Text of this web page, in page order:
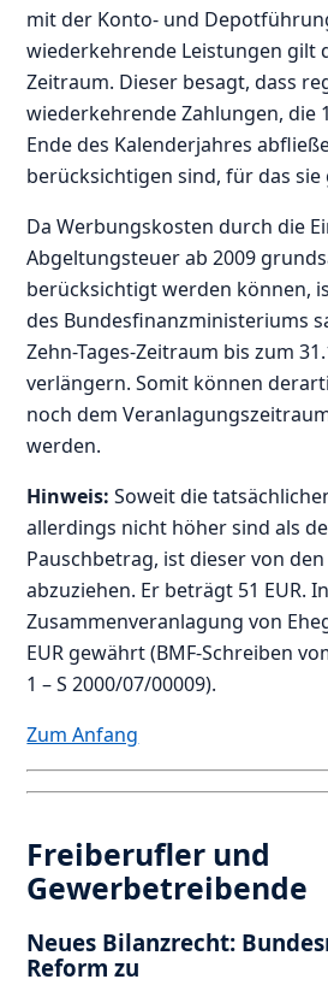
mit der Konto- und
wiederkehrende Leistungen gilt
Zeitraum. Dieser besagt, dass
wiederkehrende Zahlungen, die
Ende des Kalenderjahres
berücksichtigen sind, für das
Da Werbungskosten durch die
Abgeltungsteuer ab 2009
berücksichtigt werden können,
des Bundesfinanzministeriums
Zehn-Tages-Zeitraum bis zum
verlängern. Somit können
noch dem
werden.
Hinweis: Soweit die
allerdings nicht höher sind als
Pauschbetrag, ist dieser von
abzuziehen. Er beträgt 51 EUR.
Zusammenveranlagung von
EUR gewährt (BMF-Schreiben
1 – S 2000/07/00009).
Zum Anfang
Freiberufler und
Gewerbetreibende
Neues Bilanzrecht:
Reform zu